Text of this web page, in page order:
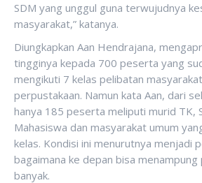
SDM yang unggul guna terwujudnya
masyarakat,” katanya.
Diungkapkan Aan Hendrajana,
tingginya kepada 700 peserta yang
mengikuti 7 kelas pelibatan
perpustakaan. Namun kata Aan, dari
hanya 185 peserta meliputi murid TK,
Mahasiswa dan masyarakat umum
kelas. Kondisi ini menurutnya menjadi
bagaimana ke depan bisa
banyak.